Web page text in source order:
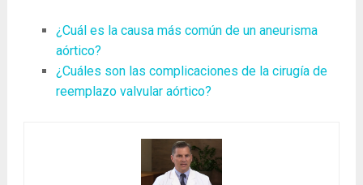
¿Cuál es la causa más común de un aneurisma
aórtico?
¿Cuáles son las complicaciones de la cirugía de
reemplazo valvular aórtico?